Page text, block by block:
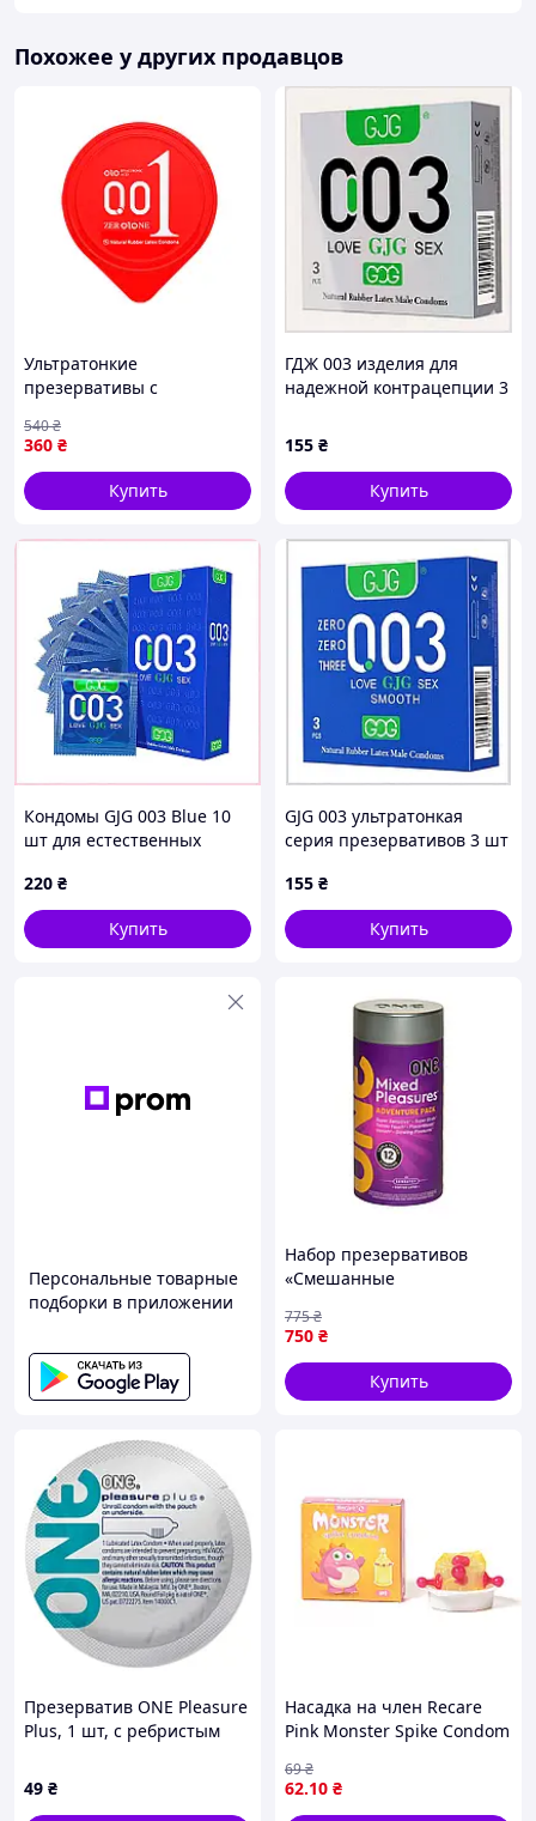
Похожее у других продавцов
Ультратонкие
презервативы с
и гиалуроновой кислотой
0.01 мм 3 шт для мужчин
FLAME
360 ₴
540₴
Купить
ГДЖ 003 изделия для
надежной контрацепции 3
155 ₴
Купить
Кондомы GJG 003 Blue 10
шт для естественных
220 ₴
Купить
GJG 003 ультратонкая
серия презервативов 3 шт
155 ₴
Купить
Персональные товарные
подборки в приложении
Набор презервативов
«Смешанные
Pleasures (цена за
упаковку 12 шт) Sex Aura
750 ₴
775₴
Купить
Презерватив ONE Pleasure
Plus, 1 шт, с ребристым
смазкой - SX0762
49 ₴
Насадка на член Recare
Pink Monster Spike Condom
та вусиками)
62.10 ₴
69₴